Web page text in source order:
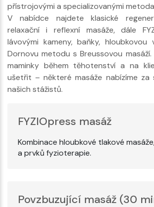
přístrojovými a specializovanými
V nabídce najdete klasické
relaxační i reflexní masáže, dále
lávovými kameny, baňky, hloubkovou
Dornovu metodu s Breussovou
maminky během těhotenství a na
ušetřit – některé masáže nabízíme za
našich stážistů.
FYZIOpress masáž
Kombinace hloubkové tlakové
a prvků fyzioterapie.
Povzbuzující masáž (30